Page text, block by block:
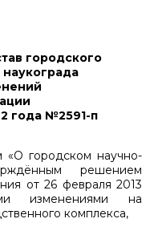
городского
наукограда
года №2591-п
«О городском научно-
решением
от 26 февраля 2013
изменениями на
комплекса,